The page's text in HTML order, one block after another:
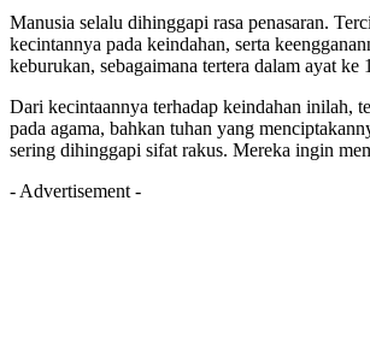
Manusia selalu dihinggapi rasa penasaran.
kecintannya pada keindahan, serta
keburukan, sebagaimana tertera dalam ayat
Dari kecintaannya terhadap keindahan inilah,
pada agama, bahkan tuhan yang
sering dihinggapi sifat rakus. Mereka ingin
- Advertisement -